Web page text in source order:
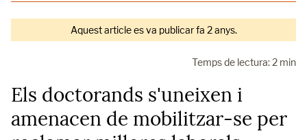
Aquest article es va publicar fa 2 anys.
Temps de lectura: 2 min
Els doctorands s'uneixen i
amenacen de mobilitzar-se per